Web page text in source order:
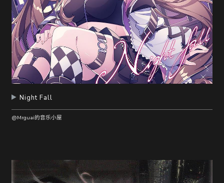
Night Fall
@Mrguai的音乐小屋